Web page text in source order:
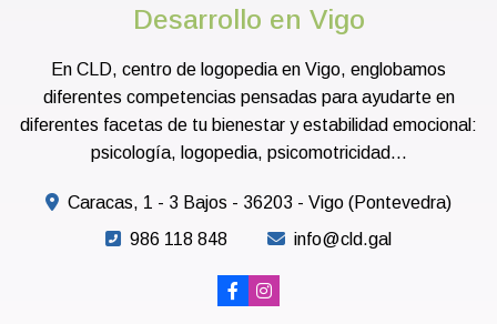
Desarrollo en Vigo
En CLD, centro de logopedia en Vigo, englobamos
diferentes competencias pensadas para ayudarte en
diferentes facetas de tu bienestar y estabilidad emocional:
psicología, logopedia, psicomotricidad...
Caracas, 1 - 3 Bajos - 36203 - Vigo (Pontevedra)
986 118 848
info@cld.gal